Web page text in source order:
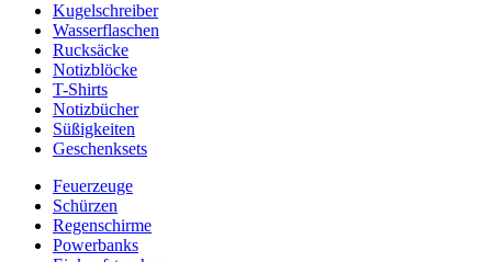
Kugelschreiber
Wasserflaschen
Rucksäcke
Notizblöcke
T-Shirts
Notizbücher
Süßigkeiten
Geschenksets
Feuerzeuge
Schürzen
Regenschirme
Powerbanks